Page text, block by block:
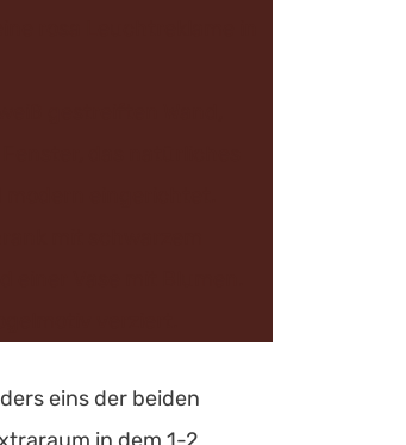
eins der beiden